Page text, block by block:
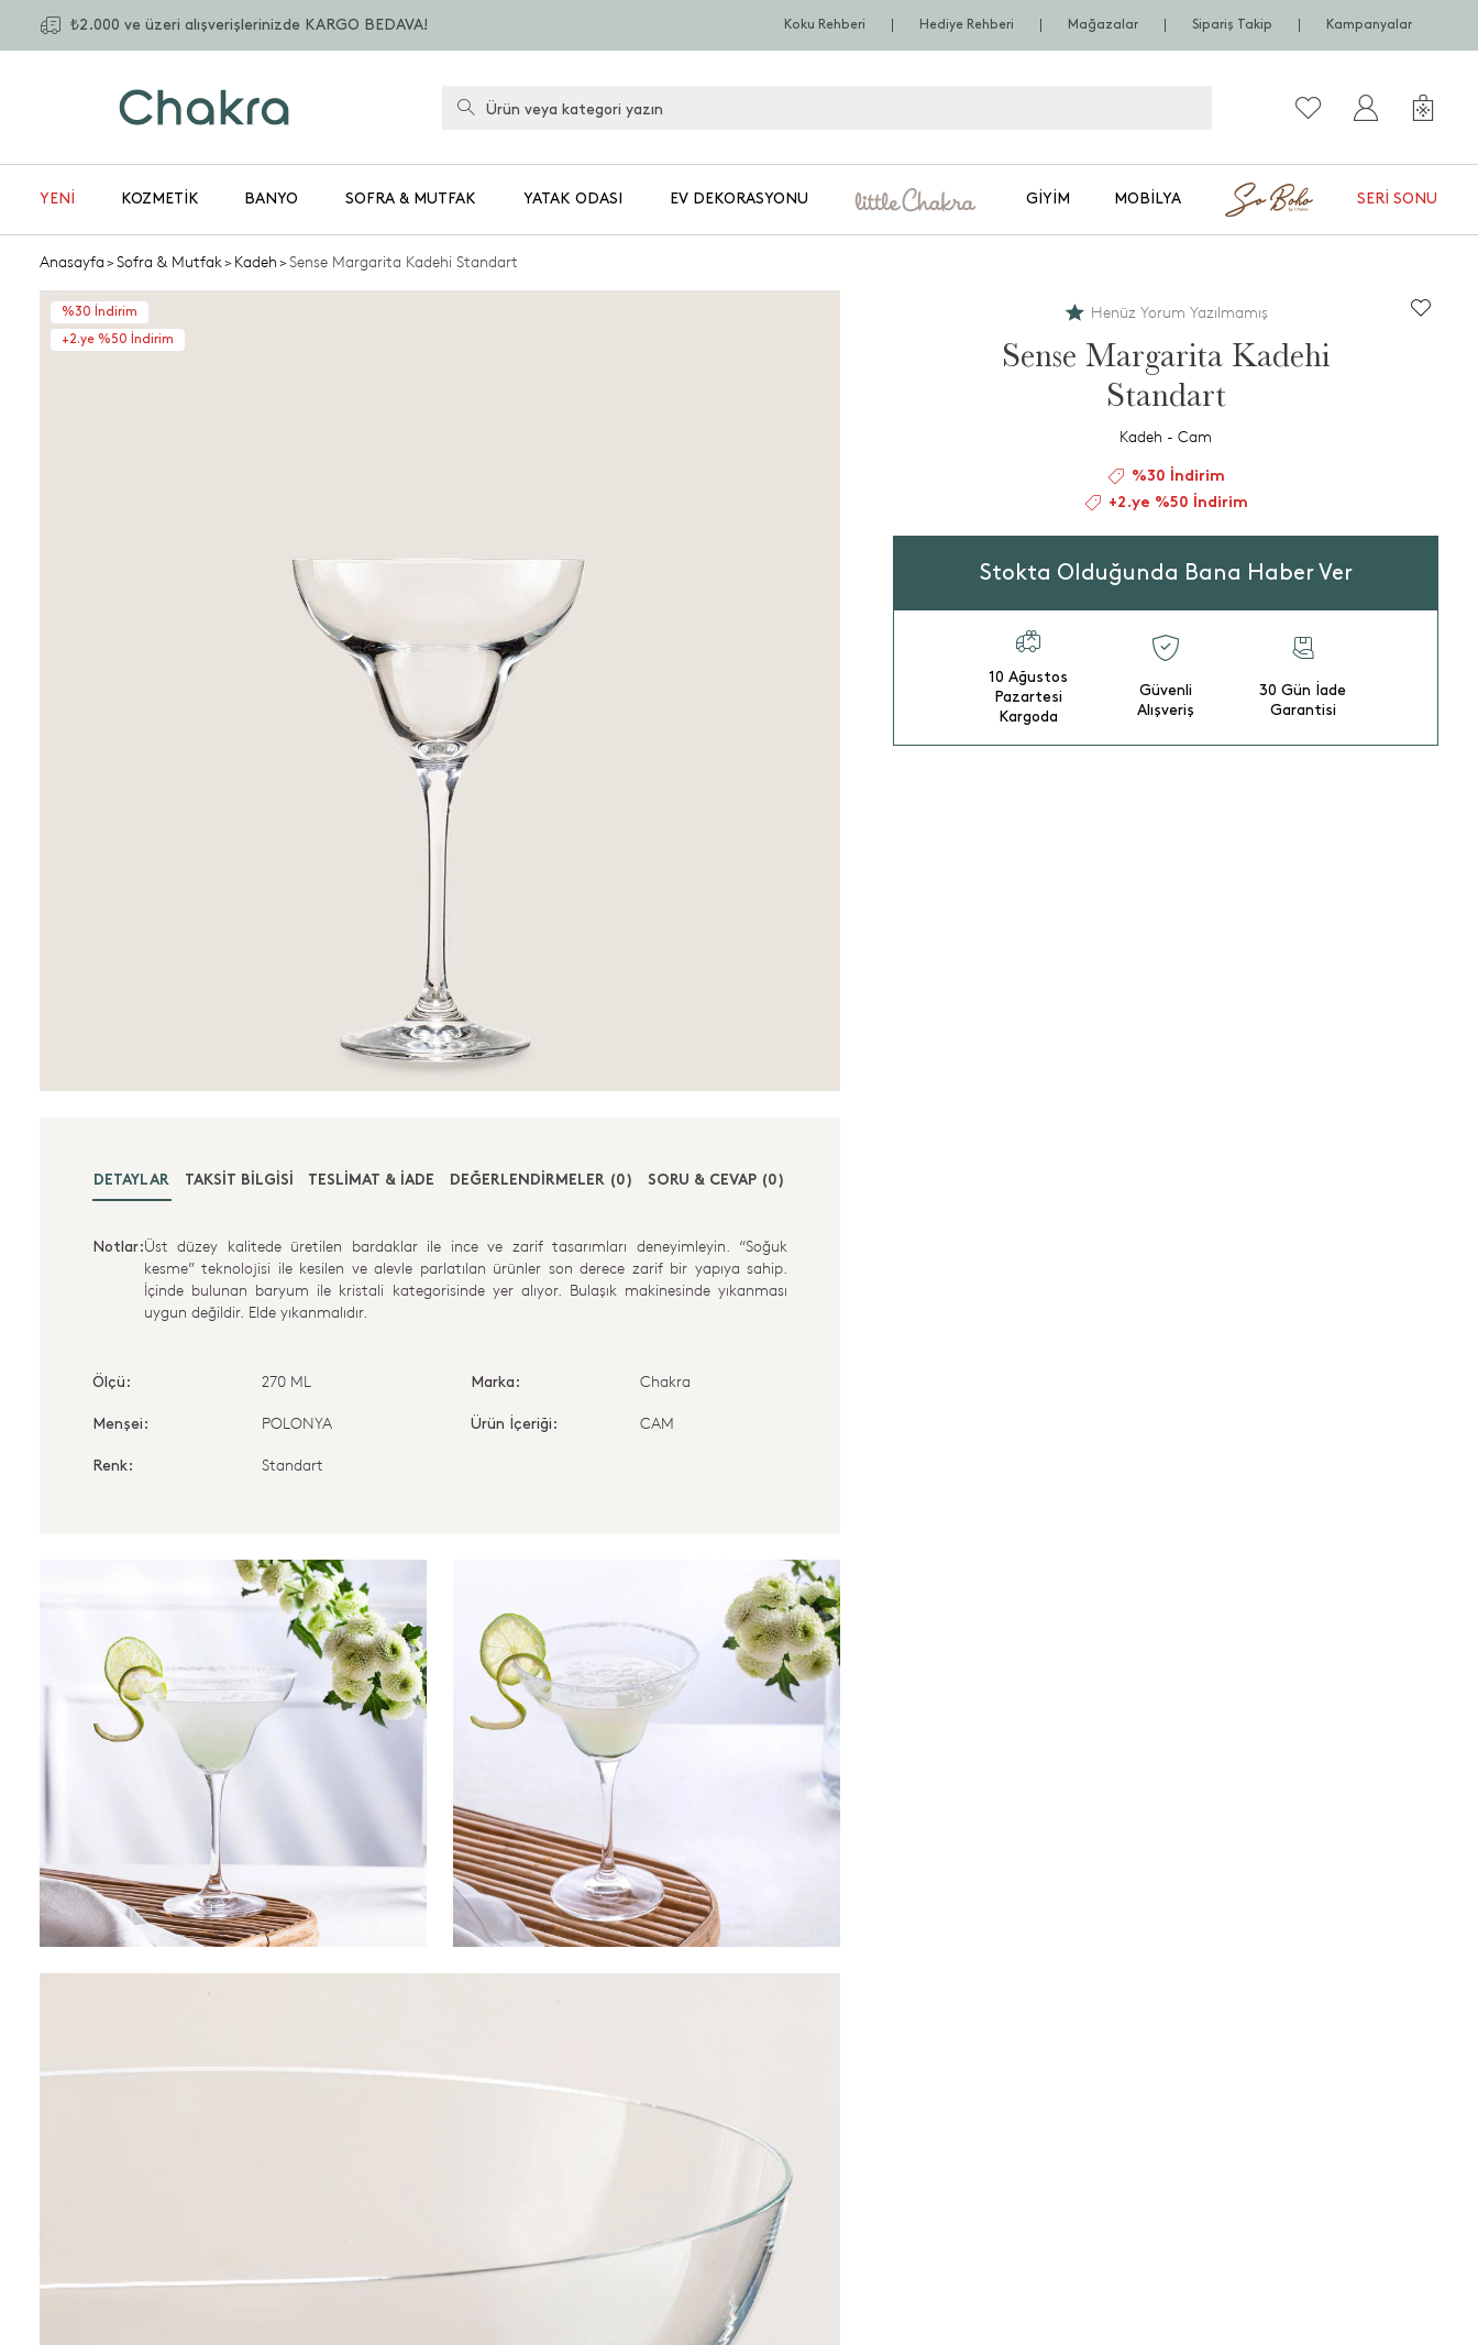
₺2.000 ve üzeri alışverişlerinizde KARGO BEDAVA! Koku Rehberi Hediye Rehberi Mağazalar Sipariş Takip Kampanyalar
YENİ KOZMETIK BANYO SOFRA & MUTFAK YATAK ODASI EV DEKORASYONU GIYIM MOBILYA SERI SONU
Anasayfa>Sofra & Mutfak>Kadeh>Sense Margarita Kadehi Standart
%30 İndirim
+2.ye %50 İndirim
DETAYLAR TAKSIT BILGISI TESLIMAT & İADE DEĞERLENDİRMELER (0) SORU & CEVAP (0)
Notlar:Üst düzey kalitede üretilen bardaklar ile ince ve zarif tasarımları deneyimleyin. “Soğuk
kesme” teknolojisi ile kesilen ve alevle parlatılan ürünler son derece zarif bir yapıya sahip.
İçinde bulunan baryum ile kristali kategorisinde yer alıyor. Bulaşık makinesinde yıkanması
uygun değildir. Elde yıkanmalıdır.
Ölçü: 270 ML Marka: Chakra
Menşei: POLONYA Ürün İçeriği: CAM
Renk: Standart
Henüz Yorum Yazılmamış
Sense Margarita Kadehi
Standart
Kadeh - Cam
%30 İndirim
+2.ye %50 İndirim
Stokta Olduğunda Bana Haber Ver
10 Ağustos
Pazartesi
Kargoda
Güvenli
Alışveriş
30 Gün İade
Garantisi